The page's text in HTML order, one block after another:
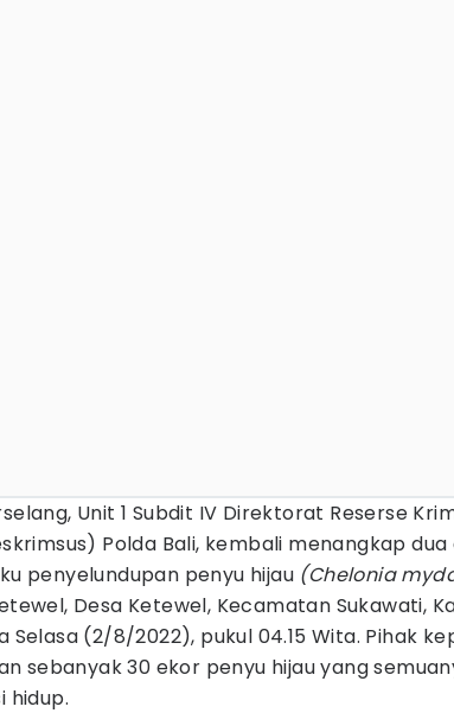
Unit 1 Subdit IV Direktorat Reserse
Polda Bali, kembali menangkap
penyelundupan penyu hijau (Chelonia
Desa Ketewel, Kecamatan Sukawati,
Selasa (2/8/2022), pukul 04.15 Wita. Pihak
sebanyak 30 ekor penyu hijau yang
hidup.